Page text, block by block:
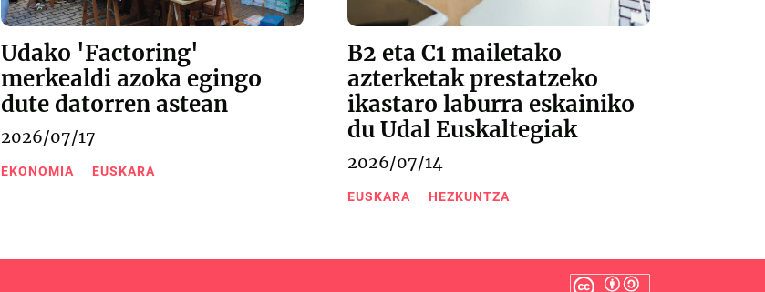
Udako 'Factoring'
merkealdi azoka egingo
dute datorren astean
2026/07/17
EKONOMIA EUSKARA
B2 eta C1 mailetako
azterketak prestatzeko
ikastaro laburra eskainiko
du Udal Euskaltegiak
2026/07/14
EUSKARA HEZKUNTZA